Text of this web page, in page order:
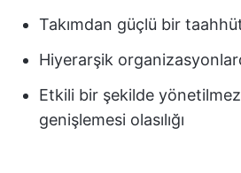
Takımdan güçlü bir
Hiyerarşik
Etkili bir şekilde
genişlemesi olasılığı